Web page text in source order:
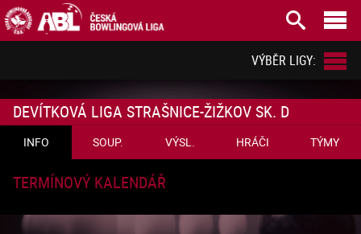
 
VÝBĚR LIGY: 
DEVÍTKOVÁ LIGA STRAŠNICE-ŽIŽKOV SK. D
INFO SOUP. VÝSL. HRÁČI TÝMY
TERMÍNOVÝ KALENDÁŘ